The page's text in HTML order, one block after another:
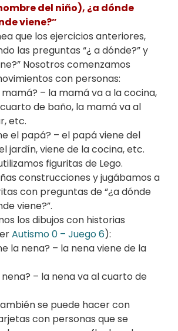
del niño), ¿a dónde
viene?”
que los ejercicios anteriores,
las preguntas “¿ a dónde?” y
Nosotros comenzamos
con personas:
– la mamá va a la cocina,
de baño, la mamá va al
etc.
el papá? – el papá viene del
jardín, viene de la cocina, etc.
figuritas de Lego.
construcciones y jugábamos a
con preguntas de “¿a dónde
viene?”.
los dibujos con historias
Autismo 0 – Juego 6):
la nena? – la nena viene de la
– la nena va al cuarto de
se puede hacer con
con personas que se